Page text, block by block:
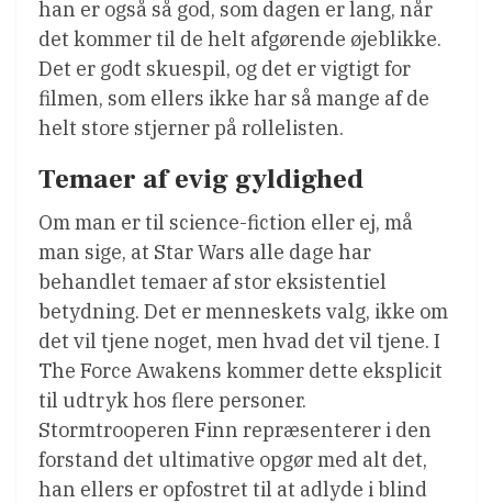
han er også så god, som dagen er lang, når
det kommer til de helt afgørende øjeblikke.
Det er godt skuespil, og det er vigtigt for
filmen, som ellers ikke har så mange af de
helt store stjerner på rollelisten.
Temaer af evig gyldighed
Om man er til science-fiction eller ej, må
man sige, at Star Wars alle dage har
behandlet temaer af stor eksistentiel
betydning. Det er menneskets valg, ikke om
det vil tjene noget, men hvad det vil tjene. I
The Force Awakens kommer dette eksplicit
til udtryk hos flere personer.
Stormtrooperen Finn repræsenterer i den
forstand det ultimative opgør med alt det,
han ellers er opfostret til at adlyde i blind